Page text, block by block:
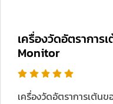
เครื่องวัดอัตราการ
Monitor
เครื่องวัดอัตราการเต้น